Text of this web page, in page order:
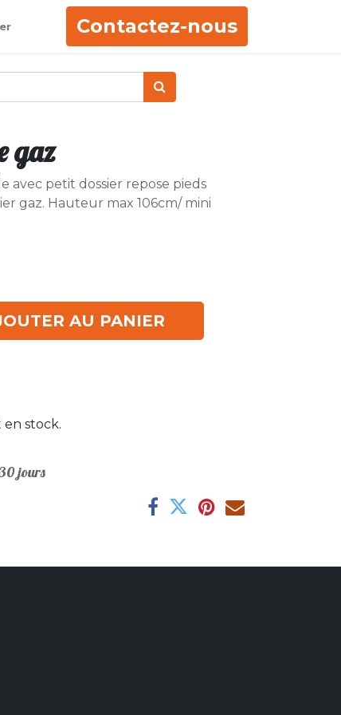
Contactez-nous
gaz
avec petit dossier repose pieds
gaz. Hauteur max 106cm/ mini
AU PANIER
stock.
jours